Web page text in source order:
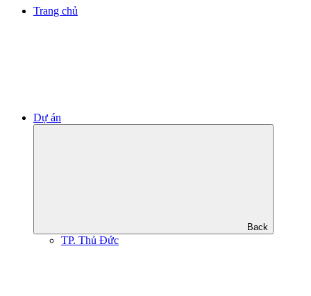
Trang chủ
Dự án
Back
TP. Thủ Đức